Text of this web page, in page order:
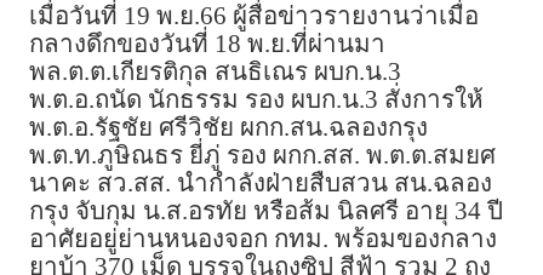
เมื่อวันที่ 19 พ.ย.66 ผู้สื่อข่าวรายงานว่าเมื่อ
กลางดึกของวันที่ 18 พ.ย.ที่ผ่านมา
พล.ต.ต.เกียรติกุล สนธิเณร ผบก.น.3
พ.ต.อ.ถนัด นักธรรม รอง ผบก.น.3 สั่งการให้
พ.ต.อ.รัฐชัย ศรีวิชัย ผกก.สน.ฉลองกรุง
พ.ต.ท.ภูษิณธร ยี่ภู่ รอง ผกก.สส. พ.ต.ต.สมยศ
นาคะ สว.สส. นำกำลังฝ่ายสืบสวน สน.ฉลอง
กรุง จับกุม น.ส.อรทัย หรือส้ม นิลศรี อายุ 34 ปี
อาศัยอยู่ย่านหนองจอก กทม. พร้อมของกลาง
ยาบ้า 370 เม็ด บรรจุในถุงซิป สีฟ้า รวม 2 ถุง